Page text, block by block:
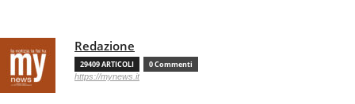
Redazione
29409 ARTICOLI 0 Commenti
https://mynews.it